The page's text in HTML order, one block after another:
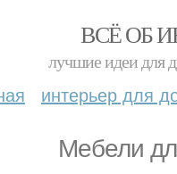
ВСЁ ОБ
лучшие идеи для
интерьер для
Мебели